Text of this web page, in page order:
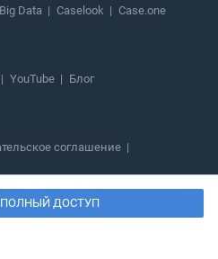
ДОСТУП
Data Caselook Case.one
YouTube Блог
соглашение